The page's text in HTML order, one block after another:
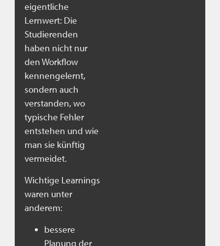
eigentliche
Lernwert: Die
Studierenden
haben nicht nur
den Workflow
kennengelernt,
sondern auch
verstanden, wo
typische Fehler
entstehen und wie
man sie künftig
vermeidet.
Wichtige Learnings
waren unter
anderem:
bessere
Planung der